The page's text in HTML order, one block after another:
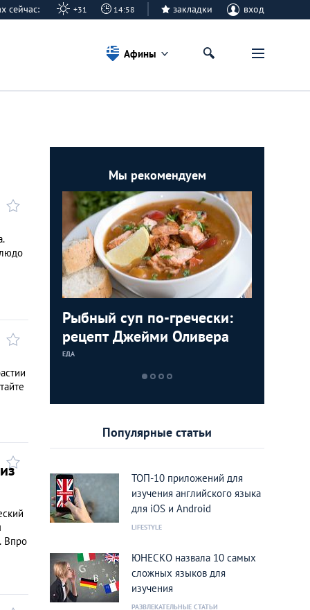
сейчас: +31 14:58 закладки вход
Афины
Впро
Мы рекомендуем
Рыбный суп по-гречески:
рецепт Джейми Оливера
ЕДА
и
Популярные статьи
ТОП-10 приложений для
изучения английского языка
для iOS и Android
LIFESTYLE
ЮНЕСКО назвала 10 самых
сложных языков для
изучения
РАЗВЛЕКАТЕЛЬНЫЕ СТАТЬИ